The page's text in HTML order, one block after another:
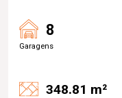
8
Garagens
348.81 m²